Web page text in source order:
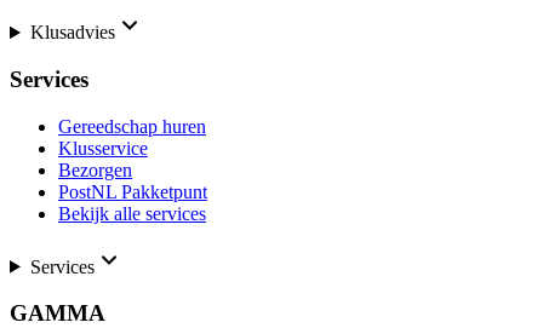
Klusadvies
Services
Gereedschap huren
Klusservice
Bezorgen
PostNL Pakketpunt
Bekijk alle services
Services
GAMMA